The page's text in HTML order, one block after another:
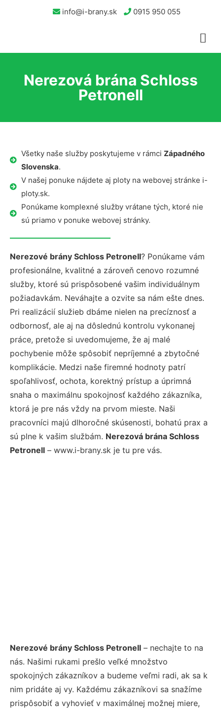
info@i-brany.sk 0915 950 055
Nerezová brána Schloss
Petronell
Všetky naše služby poskytujeme v rámci Západného
Slovenska.
V našej ponuke nájdete aj ploty na webovej stránke i-
ploty.sk.
Ponúkame komplexné služby vrátane tých, ktoré nie
sú priamo v ponuke webovej stránky.
Nerezové brány Schloss Petronell? Ponúkame vám
profesionálne, kvalitné a zároveň cenovo rozumné
služby, ktoré sú prispôsobené vašim individuálnym
požiadavkám. Neváhajte a ozvite sa nám ešte dnes.
Pri realizácií služieb dbáme nielen na precíznosť a
odbornosť, ale aj na dôslednú kontrolu vykonanej
práce, pretože si uvedomujeme, že aj malé
pochybenie môže spôsobiť nepríjemné a zbytočné
komplikácie. Medzi naše firemné hodnoty patrí
spoľahlivosť, ochota, korektný prístup a úprimná
snaha o maximálnu spokojnosť každého zákazníka,
ktorá je pre nás vždy na prvom mieste. Naši
pracovníci majú dlhoročné skúsenosti, bohatú prax a
sú plne k vašim službám. Nerezová brána Schloss
Petronell – www.i-brany.sk je tu pre vás.
Nerezové brány Schloss Petronell – nechajte to na
nás. Našimi rukami prešlo veľké množstvo
spokojných zákazníkov a budeme veľmi radi, ak sa k
nim pridáte aj vy. Každému zákazníkovi sa snažíme
prispôsobiť a vyhovieť v maximálnej možnej miere,